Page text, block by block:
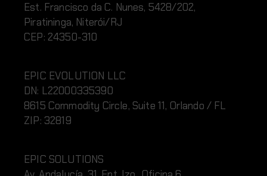
Est. Francisco da C. Nunes, 5428/202,
Piratininga, Niterói/RJ
CEP: 24350-310
EPIC EVOLUTION LLC
DN: L22000335390
8615 Commodity Circle, Suite 11, Orlando / FL
ZIP: 32819
EPIC SOLUTIONS